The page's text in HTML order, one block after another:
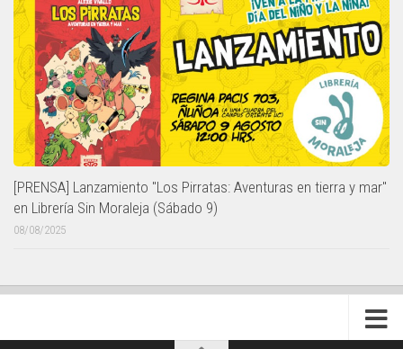
[PRENSA] Lanzamiento "Los Pirratas: Aventuras en tierra y mar"
en Librería Sin Moraleja (Sábado 9)
08/08/2025